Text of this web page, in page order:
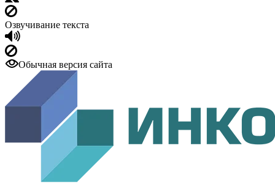
Озвучивание текста
Обычная версия сайта